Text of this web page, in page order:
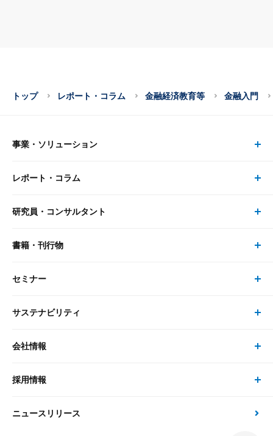
トップ レポート・コラム 金融経済教育等 金融入門
事業・ソリューション
事業・ソリューション トップ
リサーチ
大和総研の強み
先端テクノロジーに基づく新たな価値の創出
レポート・コラム
レポート・コラム トップ
最新のレポート・コラム
政策分析
研究員・コンサルタント
研究員・コンサルタント トップ
研究員
書籍・刊行物
書籍・刊行物 トップ
書籍
セミナー
セミナー トップ
現在受付中のセミナー・イベント
サステナビリティ
サステナビリティの取り組み
次世代社会への貢献
会社情報
会社情報 トップ
会社概要・役員一覧
採用情報
採用情報 トップ
ニュースリリース